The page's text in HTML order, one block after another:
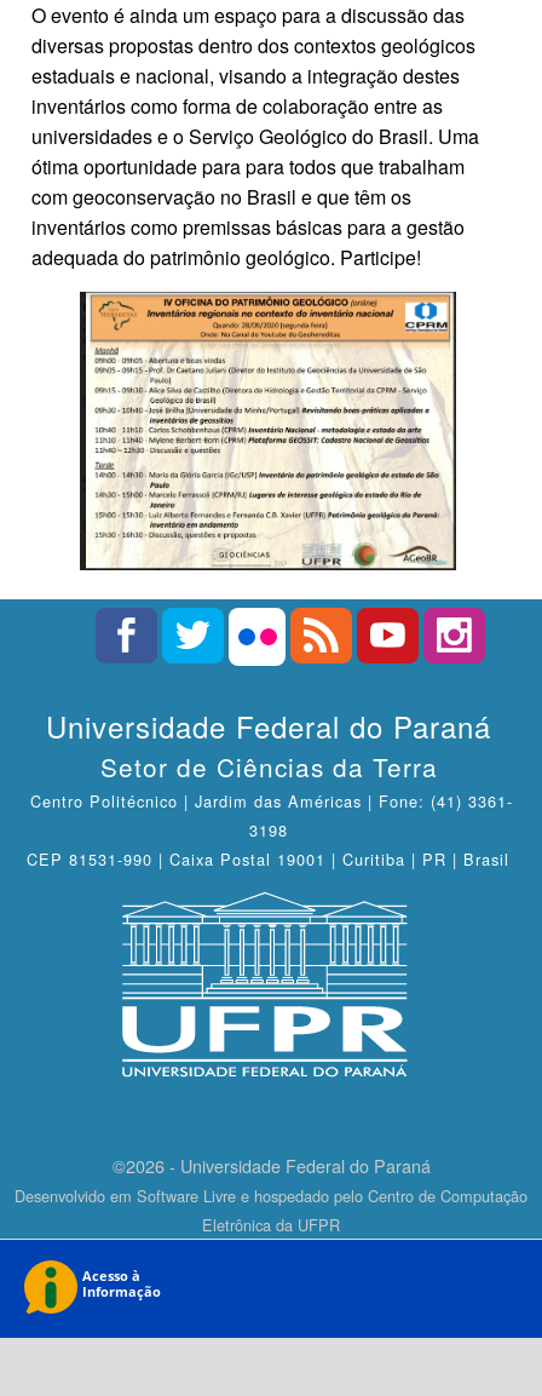
O evento é ainda um espaço para a discussão das
diversas propostas dentro dos contextos geológicos
estaduais e nacional, visando a integração destes
inventários como forma de colaboração entre as
universidades e o Serviço Geológico do Brasil. Uma
ótima oportunidade para para todos que trabalham
com geoconservação no Brasil e que têm os
inventários como premissas básicas para a gestão
adequada do patrimônio geológico. Participe!
Universidade Federal do Paraná
Setor de Ciências da Terra
Centro Politécnico | Jardim das Américas | Fone: (41) 3361-
3198
CEP 81531-990 | Caixa Postal 19001 | Curitiba | PR | Brasil
©2026 - Universidade Federal do Paraná
Desenvolvido em Software Livre e hospedado pelo Centro de Computação
Eletrônica da UFPR